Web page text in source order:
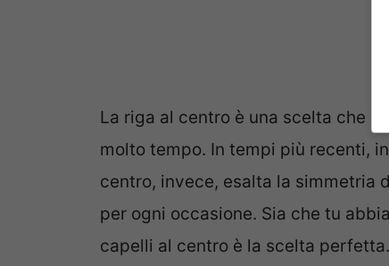
La riga al centro è una scelta che
molto tempo. In tempi più recenti,
centro, invece, esalta la simmetria
per ogni occasione. Sia che tu
capelli al centro è la scelta